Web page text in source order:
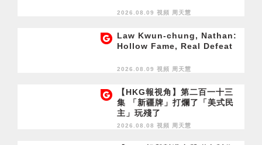
2026.08.09 視頻 周天慧
Law Kwun-chung, Nathan:
Hollow Fame, Real Defeat
2026.08.09 視頻 周天慧
【HKG報視角】第二百一十三
集 「新疆牌」打爛了「美式民
主」玩殘了
2026.08.08 視頻 周天慧